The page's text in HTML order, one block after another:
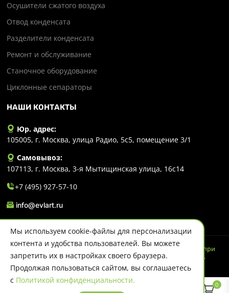
0
Осушители сжатого воздуха
Отвод конденсата
Разделители конденсата
Ремонт и обслуживание
Станочное оборудование
Циклонные сепараторы
НАШИ КОНТАКТЫ
Юр. адрес:
105005, г. Москва, улица Радио, 5с5, помещение 3/1
Самовывоз:
107113, г. Москва, 3-я Мытищинская улица, 16с14
+7 (495) 927-57-10
info@evlart.ru
© 2026 Evlart. Сайт несет информационный характер и ни при
каких обстоятельствах не является публичной офертой.
Политика конфиденциальности
Мы используем cookie-файлы для персонализации
контента и удобства пользователей. Вы можете
запретить их в настройках своего браузера.
Продолжая пользоваться сайтом, вы соглашаетесь
с Политикой конфиденциальности.